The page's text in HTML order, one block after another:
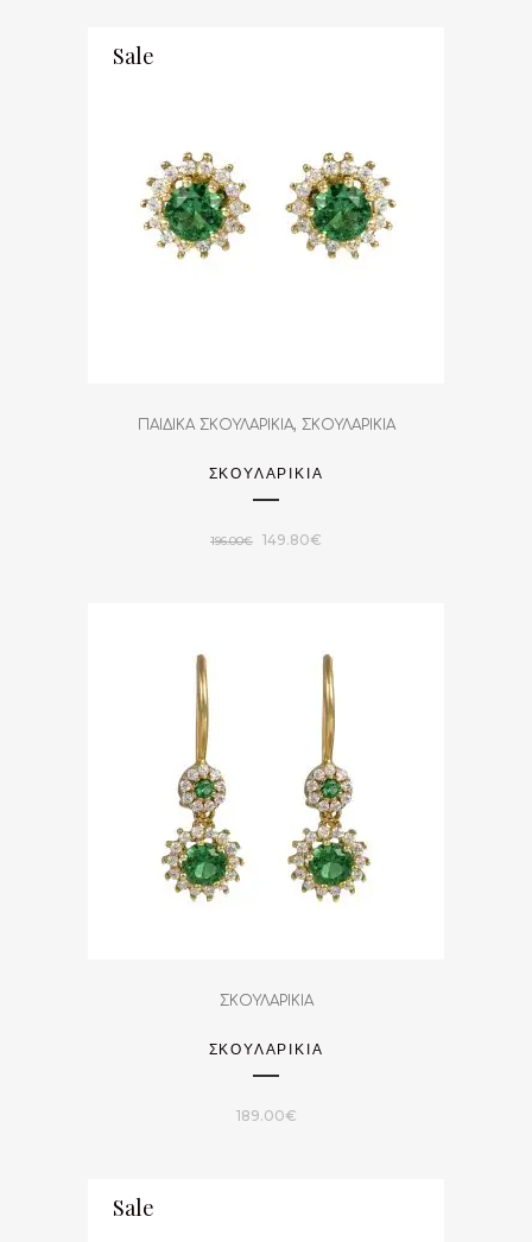
Sale
ΠΑΙΔΙΚΑ ΣΚΟΥΛΑΡΙΚΙΑ, ΣΚΟΥΛΑΡΙΚΙΑ
ΣΚΟΥΛΑΡΙΚΙΑ
196.00€
Original
149.80€
149.80€.
ΣΚΟΥΛΑΡΙΚΙΑ
ΣΚΟΥΛΑΡΙΚΙΑ
189.00€
Sale